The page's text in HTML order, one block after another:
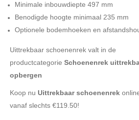
Minimale inbouwdiepte 497 mm
Benodigde hoogte minimaal 235 mm
Optionele bodemhoeken en
Uittrekbaar schoenenrek valt in de
productcategorie Schoenenrek
opbergen
Koop nu Uittrekbaar schoenenrek
vanaf slechts €119.50!